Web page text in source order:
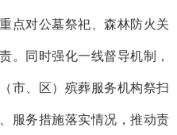
点对公墓祭祀、森林防火关
。同时强化一线督导机制，
市、区）殡葬服务机构祭扫
服务措施落实情况，推动责